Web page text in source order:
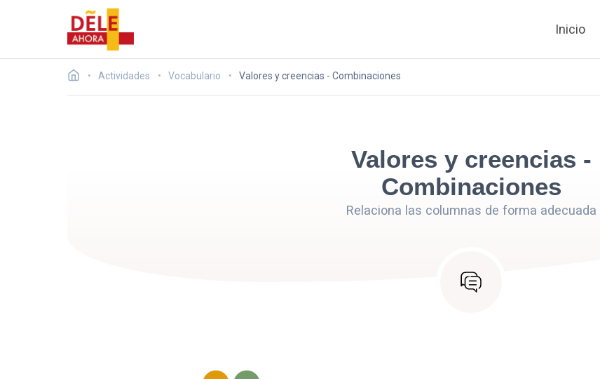
Inicio
Actividades Vocabulario Valores y creencias - Combinaciones
Valores y creencias -
Combinaciones
Relaciona las columnas de forma adecuada